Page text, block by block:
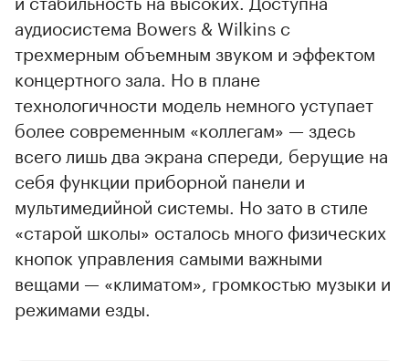
аудиосистема Bowers & Wilkins с
трехмерным объемным звуком и эффектом
концертного зала. Но в плане
технологичности модель немного уступает
более современным «коллегам» — здесь
всего лишь два экрана спереди, берущие на
себя функции приборной панели и
мультимедийной системы. Но зато в стиле
«старой школы» осталось много физических
кнопок управления самыми важными
вещами — «климатом», громкостью музыки и
режимами езды.